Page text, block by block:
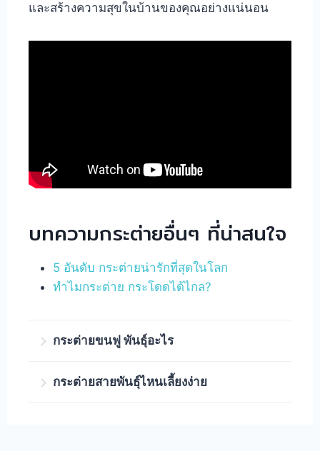
และสร้างความสุขในบ้านของคุณอย่างแน่นอน
บทความกระต่ายอื่นๆ ที่น่าสนใจ
5 อันดับ กระต่ายน่ารักที่สุดในโลก
ทำไมกระต่าย กระโดดได้ไกล?
กระต่ายขนฟู พันธุ์อะไร
กระต่ายพันธุ์ ซาตินแองโกลา (Satin
Angora) มีขนนุ่มฟูและยาวมาก ๆ ขนาดของ
กระต่ายสายพันธุ์ไหนเลี้ยงง่าย